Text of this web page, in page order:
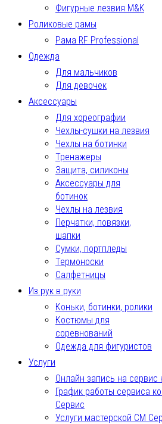
Фигурные лезвия M&K
Роликовые рамы
Рама RF Professional
Одежда
Для мальчиков
Для девочек
Аксессуары
Для хореографии
Чехлы-сушки на лезвия
Чехлы на ботинки
Тренажеры
Защита, силиконы
Аксессуары для
ботинок
Чехлы на лезвия
Перчатки, повязки,
шапки
Сумки, портпледы
Термоноски
Салфетницы
Из рук в руки
Коньки, ботинки, ролики
Костюмы для
соревнований
Одежда для фигуристов
Услуги
Онлайн запись на сервис
График работы сервиса
Сервис
Услуги мастерской СМ